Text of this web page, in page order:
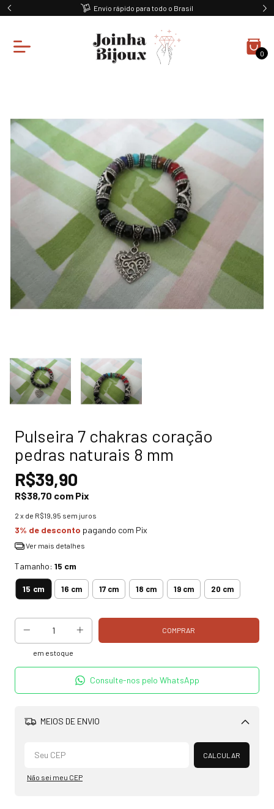
Envio rápido para todo o Brasil
0
Pulseira 7 chakras coração
pedras naturais 8 mm
R$39,90
R$38,70 com Pix
2 x de R$19,95 sem juros
3% de desconto pagando com Pix
Ver mais detalhes
Tamanho: 15 cm
15 cm 16 cm 17 cm 18 cm 19 cm 20 cm
em estoque
Consulte-nos pelo WhatsApp
MEIOS DE ENVIO
Alterar CEP
CALCULAR
Não sei meu CEP